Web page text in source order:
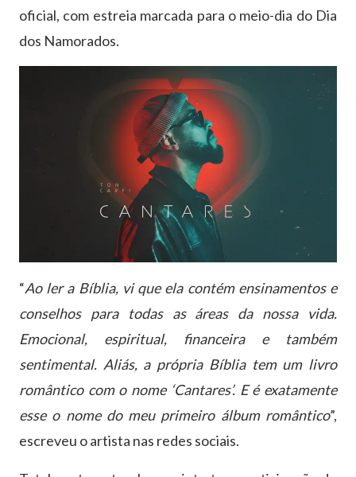
oficial, com estreia marcada para o meio-dia do Dia
dos Namorados.
“Ao ler a Bíblia, vi que ela contém ensinamentos e
conselhos para todas as áreas da nossa vida.
Emocional, espiritual, financeira e também
sentimental. Aliás, a própria Bíblia tem um livro
romântico com o nome ‘Cantares’. E é exatamente
esse o nome do meu primeiro álbum romântico”,
escreveu o artista nas redes sociais.